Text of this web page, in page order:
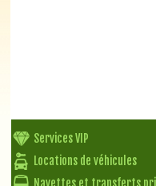
Services VIP
Locations de véhicules
Navettes et transferts